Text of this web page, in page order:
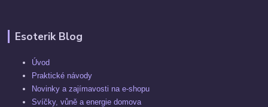
Esoterik Blog
Úvod
Praktické návody
Novinky a zajímavosti na e-shopu
Svíčky, vůně a energie domova